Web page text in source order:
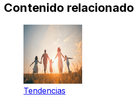
Contenido relacionado
Tendencias